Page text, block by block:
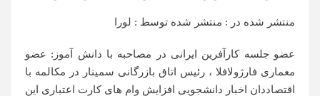
منتشر شده در : منتشر شده توسط : لورا
عضو جلسه کارآفرین ایرانی در مصاحبه با دانش آموز: عضو
معماری فارژولافلا ، رئیس اتاق بازرگانی سمینار در مکالمه با
اقتصاددان اخبار دانشجویی افزایش وام های کارت اعتباری این